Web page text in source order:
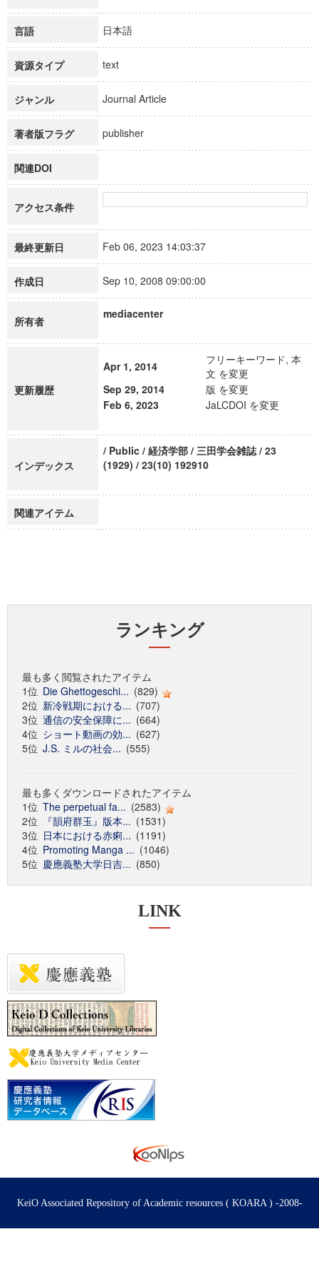
言語 日本語
資源タイプ text
ジャンル Journal Article
著者版フラグ publisher
関連DOI
アクセス条件
最終更新日 Feb 06, 2023 14:03:37
作成日 Sep 10, 2008 09:00:00
所有者
mediacenter
更新履歴
Apr 1, 2014
フリーキーワード, 本
文 を変更
Sep 29, 2014
版 を変更
Feb 6, 2023
JaLCDOI を変更
インデックス
/ Public / 経済学部 / 三田学会雑誌 / 23
(1929) / 23(10) 192910
関連アイテム
ランキング
最も多く閲覧されたアイテム
1位 Die Ghettogeschi... (829)
2位 新冷戦期における... (707)
3位 通信の安全保障に... (664)
4位 ショート動画の効... (627)
5位 J.S. ミルの社会... (555)
最も多くダウンロードされたアイテム
1位 The perpetual fa... (2583)
2位
『韻府群玉』版本... (1531)
3位 日本における赤痢... (1191)
4位 Promoting Manga ... (1046)
5位 慶應義塾大学日吉... (850)
LINK
KeiO Associated Repository of Academic resources ( KOARA ) -2008-